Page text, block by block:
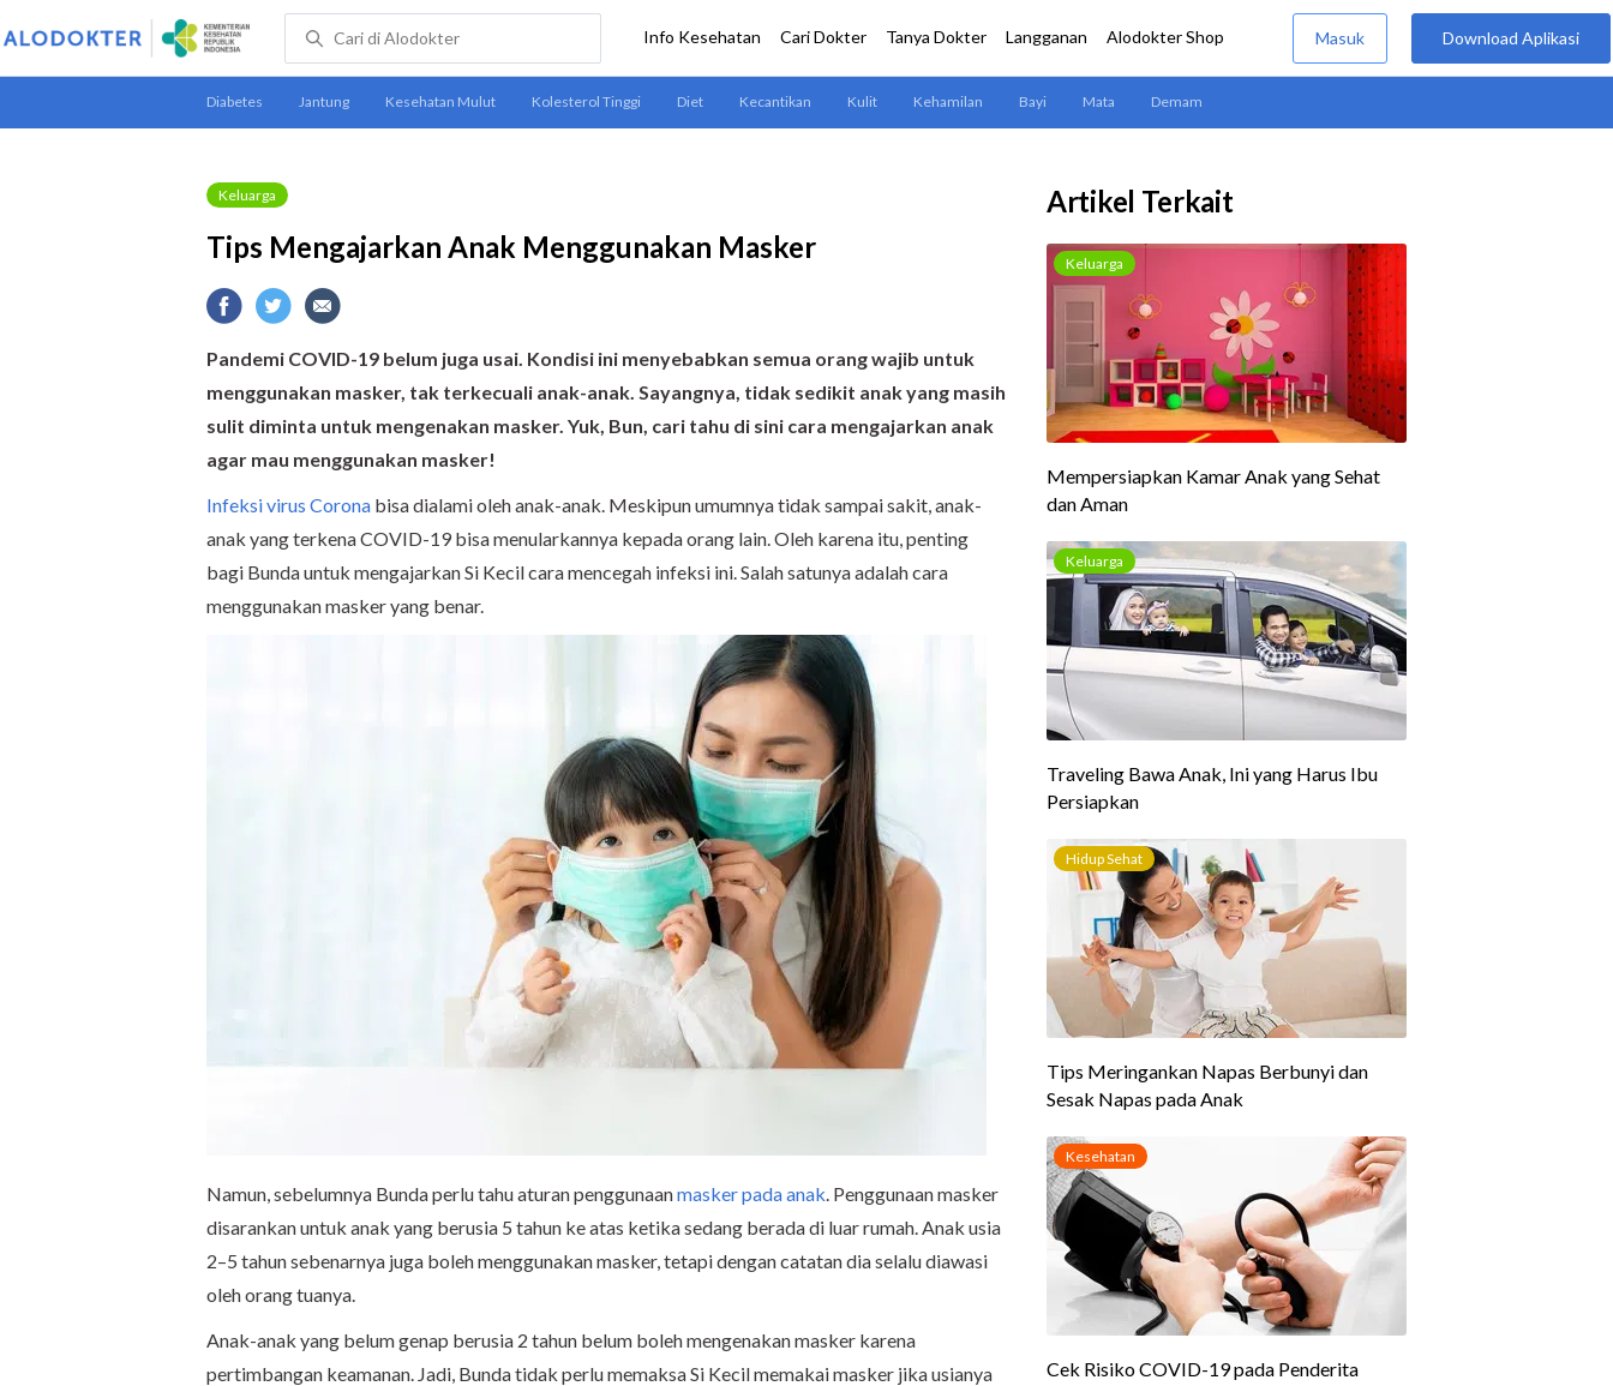
Keluarga
Tips Mengajarkan Anak Menggunakan Masker
Pandemi COVID-19 belum juga usai. Kondisi ini menyebabkan semua orang wajib untuk
menggunakan masker, tak terkecuali anak-anak. Sayangnya, tidak sedikit anak yang masih
sulit diminta untuk mengenakan masker. Yuk, Bun, cari tahu di sini cara mengajarkan anak
agar mau menggunakan masker!
Infeksi virus Corona bisa dialami oleh anak-anak. Meskipun umumnya tidak sampai sakit, anak-
anak yang terkena COVID-19 bisa menularkannya kepada orang lain. Oleh karena itu, penting
bagi Bunda untuk mengajarkan Si Kecil cara mencegah infeksi ini. Salah satunya adalah cara
menggunakan masker yang benar.
Namun, sebelumnya Bunda perlu tahu aturan penggunaanmasker pada anak. Penggunaan masker
disarankan untuk anak yang berusia 5 tahun ke atas ketika sedang berada di luar rumah. Anak usia
2–5 tahun sebenarnya juga boleh menggunakan masker, tetapi dengan catatan dia selalu diawasi
oleh orang tuanya.
Anak-anak yang belum genap berusia 2 tahun belum boleh mengenakan masker karena
pertimbangan keamanan. Jadi, Bunda tidak perlu memaksa Si Kecil memakai masker jika usianya
Artikel Terkait